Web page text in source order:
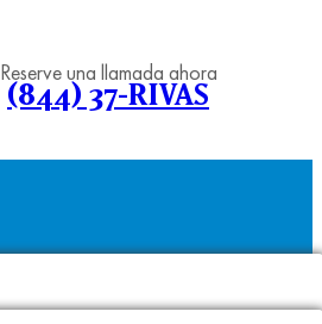
Reserve una llamada ahora
(844) 37-RIVAS